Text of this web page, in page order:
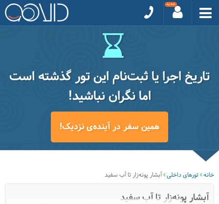
تاریخ اجرا یا ثبت‌نام این تور گذشته است
اما نگران نباشید!
همین سفر در آینده‌ی نزدیک!
خانه تورهای داخلی آبشار پونه‌زار تا آب سفید
آبشار پونه‌زار تا آب سفید